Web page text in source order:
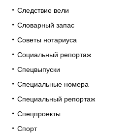
Следствие вели
Словарный запас
Советы нотариуса
Социальный репортаж
Спецвыпуски
Специальные номера
Специальный репортаж
Спецпроекты
Спорт